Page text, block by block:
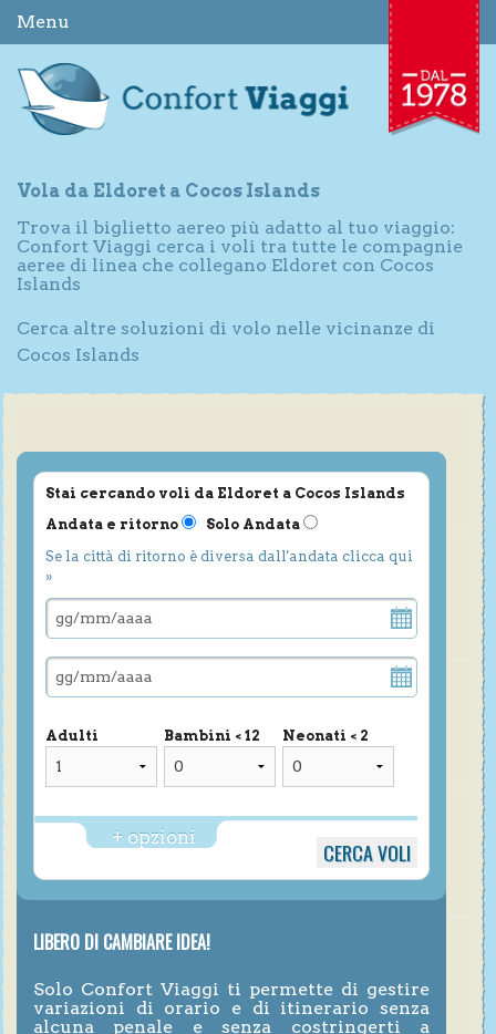
Menu
Vola da Eldoret a Cocos Islands
Trova il biglietto aereo più adatto al tuo viaggio:
Confort Viaggi cerca i voli tra tutte le compagnie
aeree di linea che collegano Eldoret con Cocos
Islands
Cerca altre soluzioni di volo nelle vicinanze di
Cocos Islands
Stai cercando voli da Eldoret a Cocos Islands
Andata e ritorno
Solo Andata
Se la città di ritorno è diversa dall'andata clicca qui
»
Adulti Bambini < 12 Neonati < 2
+ opzioni
LIBERO DI CAMBIARE IDEA!
Solo Confort Viaggi ti permette di gestire
variazioni di orario e di itinerario senza
alcuna penale e senza costringerti a